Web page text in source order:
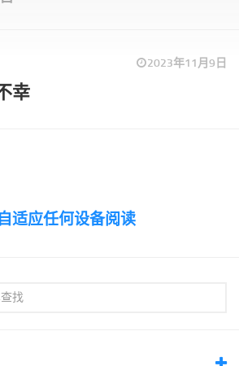
2023年11月9日
幸
自适应任何设备阅读